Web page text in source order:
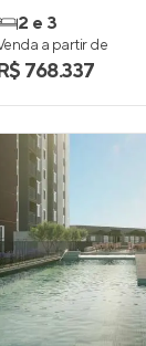
2 e 3
a partir de
768.337